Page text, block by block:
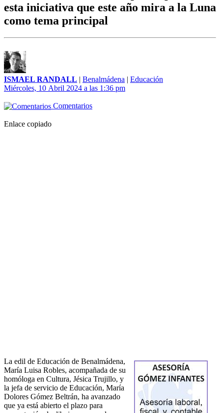
esta iniciativa que este año mira a la Luna
como tema principal
ISMAEL RANDALL | Benalmádena | Educación
Miércoles, 10 Abril 2024 a las 1:36 pm
Comentarios
Enlace copiado
La edil de Educación de Benalmádena,
María Luisa Robles, acompañada de su
homóloga en Cultura, Jésica Trujillo, y
la jefa de servicio de Educación, María
Dolores Gómez Beltrán, ha avanzado
que ya está abierto el plazo para